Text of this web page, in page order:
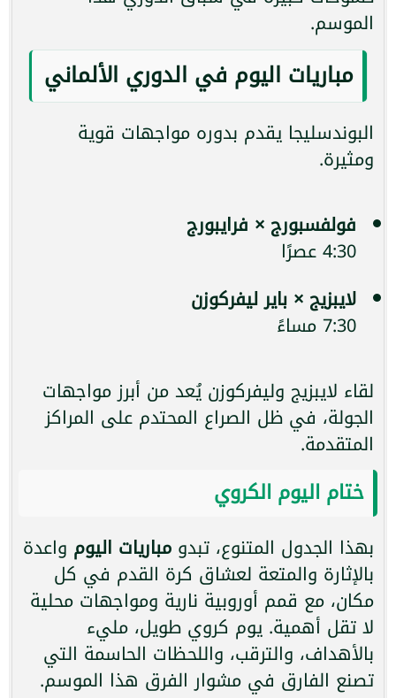
الموسم.
مباريات اليوم في الدوري الألماني
البوندسليجا يقدم بدوره مواجهات قوية
ومثيرة.
فولفسبورج × فرايبورج
4:30 عصرًا
لايبزيج × باير ليفركوزن
7:30 مساءً
لقاء لايبزيج وليفركوزن يُعد من أبرز مواجهات
الجولة، في ظل الصراع المحتدم على المراكز
المتقدمة.
ختام اليوم الكروي
بهذا الجدول المتنوع، تبدو مباريات اليوم واعدة
بالإثارة والمتعة لعشاق كرة القدم في كل
مكان، مع قمم أوروبية نارية ومواجهات محلية
لا تقل أهمية. يوم كروي طويل، مليء
بالأهداف، والترقب، واللحظات الحاسمة التي
تصنع الفارق في مشوار الفرق هذا الموسم.